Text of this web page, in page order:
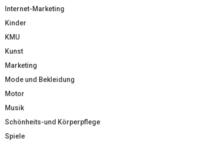
Internet-Marketing
Kinder
KMU
Kunst
Marketing
Mode und Bekleidung
Motor
Musik
Schönheits-und Körperpflege
Spiele